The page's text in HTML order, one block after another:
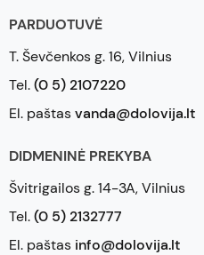
PARDUOTUVĖ
T. Ševčenkos g. 16, Vilnius
Tel.(0 5) 2107220
El. paštasvanda@dolovija.lt
DIDMENINĖ PREKYBA
Švitrigailos g. 14-3A, Vilnius
Tel.(0 5) 2132777
El. paštas info@dolovija.lt